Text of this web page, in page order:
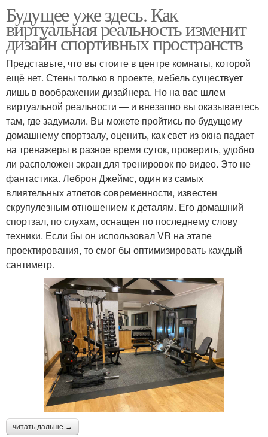
Будущее уже здесь. Как
виртуальная реальность изменит
дизайн спортивных пространств
Представьте, что вы стоите в центре комнаты, которой
ещё нет. Стены только в проекте, мебель существует
лишь в воображении дизайнера. Но на вас шлем
виртуальной реальности — и внезапно вы оказываетесь
там, где задумали. Вы можете пройтись по будущему
домашнему спортзалу, оценить, как свет из окна падает
на тренажеры в разное время суток, проверить, удобно
ли расположен экран для тренировок по видео. Это не
фантастика. Леброн Джеймс, один из самых
влиятельных атлетов современности, известен
скрупулезным отношением к деталям. Его домашний
спортзал, по слухам, оснащен по последнему слову
техники. Если бы он использовал VR на этапе
проектирования, то смог бы оптимизировать каждый
сантиметр.
читать дальше →